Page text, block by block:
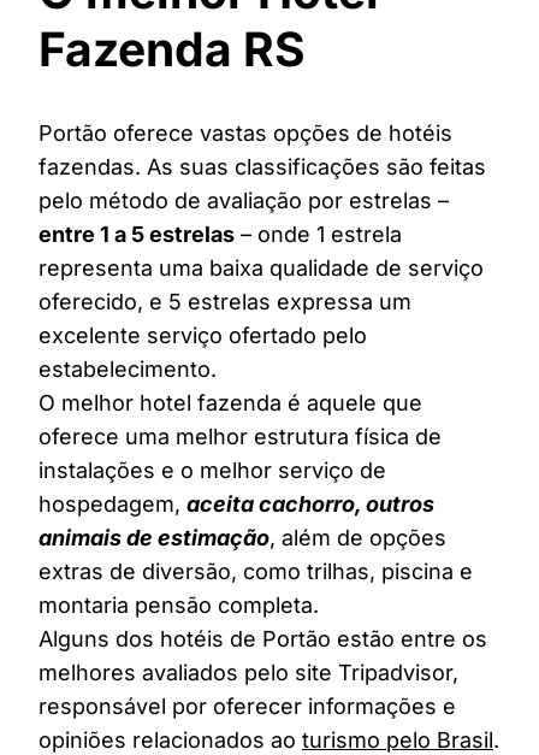
Fazenda RS
Portão oferece vastas opções de hotéis
fazendas. As suas classificações são feitas
pelo método de avaliação por estrelas –
entre 1 a 5 estrelas – onde 1 estrela
representa uma baixa qualidade de serviço
oferecido, e 5 estrelas expressa um
excelente serviço ofertado pelo
estabelecimento.
O melhor hotel fazenda é aquele que
oferece uma melhor estrutura física de
instalações e o melhor serviço de
hospedagem, aceita cachorro, outros
animais de estimação, além de opções
extras de diversão, como trilhas, piscina e
montaria pensão completa.
Alguns dos hotéis de Portão estão entre os
melhores avaliados pelo site Tripadvisor,
responsável por oferecer informações e
opiniões relacionados ao turismo pelo Brasil.